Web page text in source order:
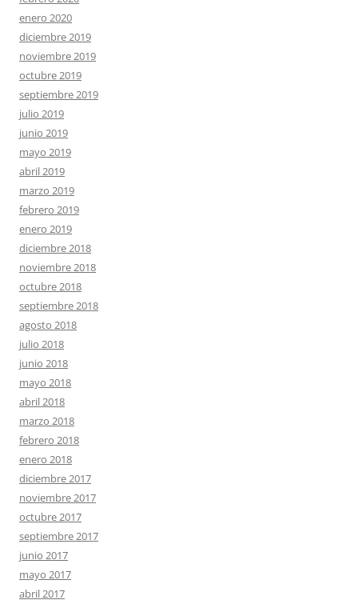
enero 2020
diciembre 2019
noviembre 2019
octubre 2019
septiembre 2019
julio 2019
junio 2019
mayo 2019
abril 2019
marzo 2019
febrero 2019
enero 2019
diciembre 2018
noviembre 2018
octubre 2018
septiembre 2018
agosto 2018
julio 2018
junio 2018
mayo 2018
abril 2018
marzo 2018
febrero 2018
enero 2018
diciembre 2017
noviembre 2017
octubre 2017
septiembre 2017
junio 2017
mayo 2017
abril 2017